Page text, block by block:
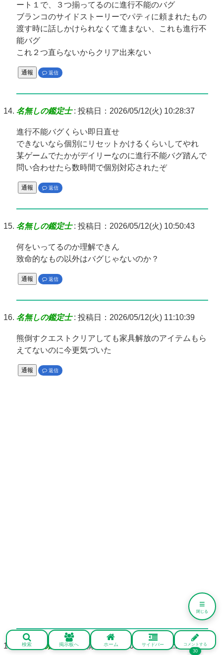
ート１で、３つ揃ってるのに進行不能のバグ
ブランコのサイドストーリーでパティに頼まれたもの
渡す時に話しかけられなくて進まない、これも進行不
能バグ
これ２つ直らないからクリア出来ない
通報 返信
名無しの鑑定士: 投稿日：2026/05/12(火) 10:28:37
進行不能バグくらい即日直せ
できないなら個別にリセットかけるくらいしてやれ
某ゲームでたかがデイリーなのに進行不能バグ踏んで
問い合わせたら数時間で個別対応されたぞ
通報 返信
名無しの鑑定士: 投稿日：2026/05/12(火) 10:50:43
何をいってるのか理解できん
致命的なもの以外はバグじゃないのか？
通報 返信
名無しの鑑定士: 投稿日：2026/05/12(火) 11:10:39
熊倒すクエストクリアしても家具解放のアイテムもら
えてないのに今更気づいた
通報 返信
名無しの鑑定士: 投稿日：2026/05/12(火) 11:57:56
検索 掲示板へ ホーム サイドバー コメントする
30
≡
閉じる